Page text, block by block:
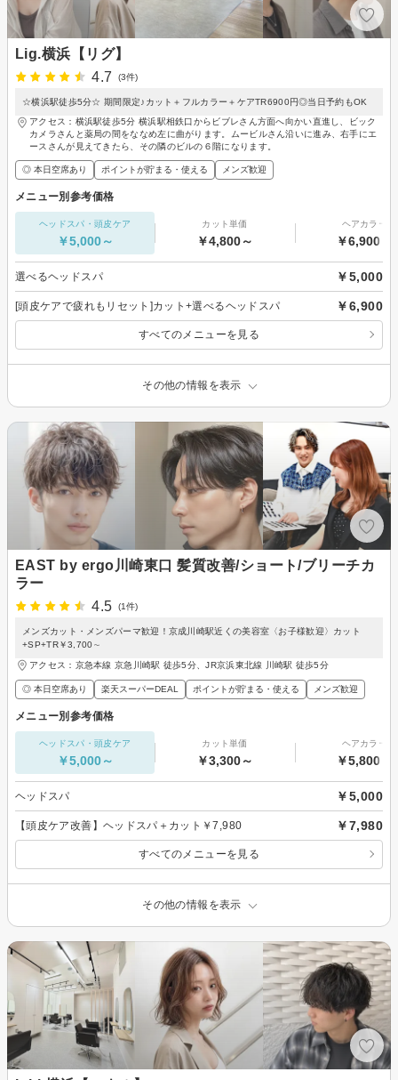
Lig.横浜【リグ】
4.7
(3件)
☆横浜駅徒歩5分☆ 期間限定♪カット＋フルカラー＋ケアTR6900円◎当日予約もOK
アクセス：横浜駅徒歩5分 横浜駅相鉄口からビブレさん方面へ向かい直進し、ビック
カメラさんと薬局の間をななめ左に曲がります。ムービルさん沿いに進み、右手にエ
ースさんが見えてきたら、その隣のビルの６階になります。
◎ 本日空席あり ポイントが貯まる・使える メンズ歓迎
メニュー別参考価格
ヘッドスパ・頭皮ケア
￥5,000～
カット単価
￥4,800～
ヘアカラー
￥6,900～
選べるヘッドスパ ￥5,000
[頭皮ケアで疲れもリセット]カット+選べるヘッドスパ ￥6,900
すべてのメニューを見る
その他の情報を表示
EAST by ergo川崎東口 髪質改善/ショート/ブリーチカ
ラー
4.5
(1件)
メンズカット・メンズパーマ歓迎！京成川崎駅近くの美容室〈お子様歓迎〉カット
+SP+TR￥3,700∼
アクセス：京急本線 京急川崎駅 徒歩5分、JR京浜東北線 川崎駅 徒歩5分
◎ 本日空席あり 楽天スーパーDEAL ポイントが貯まる・使える メンズ歓迎
メニュー別参考価格
ヘッドスパ・頭皮ケア
￥5,000～
カット単価
￥3,300～
ヘアカラー
￥5,800～
ヘッドスパ ￥5,000
【頭皮ケア改善】ヘッドスパ＋カット￥7,980 ￥7,980
すべてのメニューを見る
その他の情報を表示